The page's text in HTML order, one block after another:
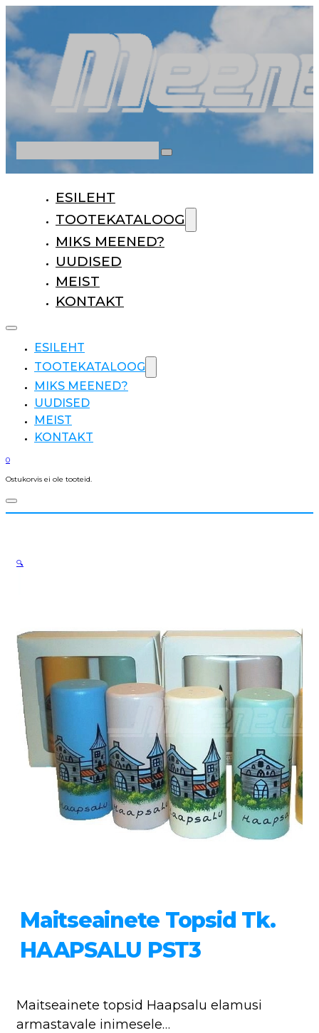
ESILEHT
TOOTEKATALOOG
MIKS MEENED?
UUDISED
MEIST
KONTAKT
ESILEHT
TOOTEKATALOOG
MIKS MEENED?
UUDISED
MEIST
KONTAKT
0
Ostukorvis ei ole tooteid.
Maitseainete Topsid Tk.
HAAPSALU PST3
Maitseainete topsid Haapsalu elamusi
armastavale inimesele…
🔍